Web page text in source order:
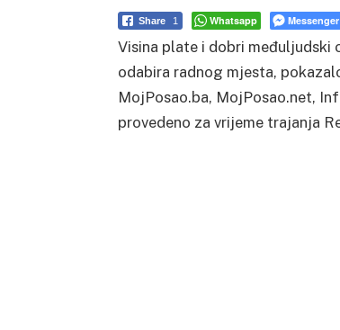
Share 1 Whatsapp Messenger
Visina plate i dobri međuljudski
odabira radnog mjesta,
MojPosao.ba, MojPosao.net,
provedeno za vrijeme trajanja